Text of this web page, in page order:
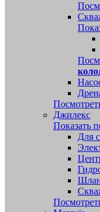
Джилекс
Показать
Для